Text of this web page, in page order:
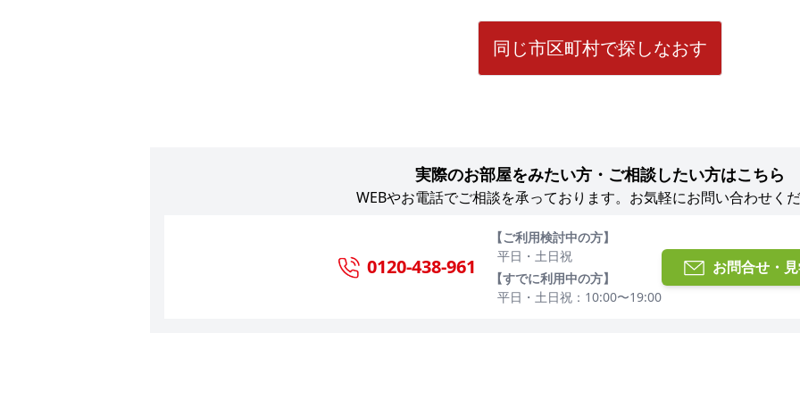
同じ市区町村で探しなおす
実際のお部屋をみたい方・ご相談したい方はこちら
WEBやお電話でご相談を承っております。お気軽にお問い合わせく
0120-438-961
【ご利用検討中の方】
平日・土日祝
【すでに利用中の方】
平日・土日祝：10:00〜19:00
お問合せ・